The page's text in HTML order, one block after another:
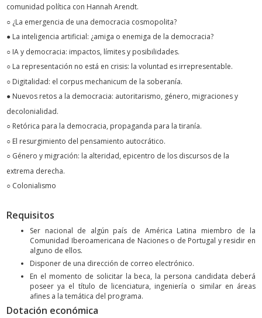
comunidad política con Hannah Arendt.
○ ¿La emergencia de una democracia cosmopolita?
● La inteligencia artificial: ¿amiga o enemiga de la democracia?
○ IA y democracia: impactos, límites y posibilidades.
○ La representación no está en crisis: la voluntad es irrepresentable.
○ Digitalidad: el corpus mechanicum de la soberanía.
● Nuevos retos a la democracia: autoritarismo, género, migraciones y
decolonialidad.
○ Retórica para la democracia, propaganda para la tiranía.
○ El resurgimiento del pensamiento autocrático.
○ Género y migración: la alteridad, epicentro de los discursos de la
extrema derecha.
○ Colonialismo
Requisitos
Ser nacional de algún país de América Latina miembro de la
Comunidad Iberoamericana de Naciones o de Portugal y residir en
alguno de ellos.
Disponer de una dirección de correo electrónico.
En el momento de solicitar la beca, la persona candidata deberá
poseer ya el título de licenciatura, ingeniería o similar en áreas
afines a la temática del programa.
Dotación económica